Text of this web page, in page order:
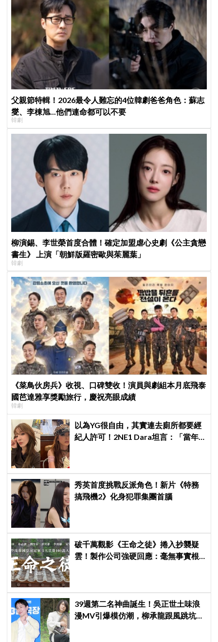
父親節特輯！2026最令人難忘的4位韓劇爸爸角色：蘇志
燮、李棟旭...他們連命都可以不要
韓劇
柳演錫、李世榮首度合體！確定加盟虐心史劇《公主貪戀
書生》 上演「朝鮮版羅密歐與茱麗葉」
韓劇
《菜鳥伙房兵》收視、口碑雙收！演員與劇組本月底飛泰
國芭達雅享獎勵旅行，慶祝亮眼成績
韓劇
以為YG很自由，其實連去廁所都要經
紀人許可！2NE1 Dara坦言：「當年
秀英首度挑戰反派角色！新片《特務
搞飛機2》化身犯罪集團首腦
破千萬觀影《王命之徒》捲入抄襲疑
雲！製作公司強硬回應：毫無事實根
39週第二名神曲誕生！吳正世土味浪
漫MV引爆模仿潮，柳承龍跟風跳坑：